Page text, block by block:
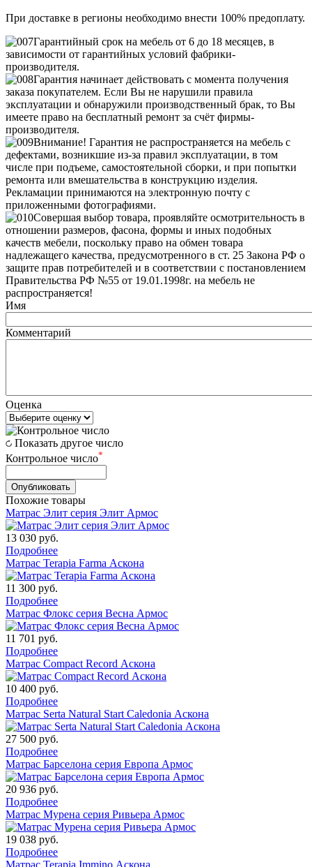
При доставке в регионы необходимо внести 100% предоплату.
Гарантийный срок на мебель от 6 до 18 месяцев, в
зависимости от гарантийных условий фабрики-
производителя.
Гарантия начинает действовать с момента получения
заказа покупателем. Если Вы не нарушили правила
эксплуатации и обнаружили производственный брак, то Вы
имеете право на бесплатный ремонт за счёт фирмы-
производителя.
Внимание! Гарантия не распространяется на мебель с
дефектами, возникшие из-за правил эксплуатации, в том
числе при подъеме, самостоятельной сборки, и при попытки
ремонта или вмешательства в конструкцию изделия.
Рекламации принимаются на электронную почту с
приложенными фотографиями.
Совершая выбор товара, проявляйте осмотрительность в
отношении размеров, фасона, формы и иных подобных
качеств мебели, поскольку право на обмен товара
надлежащего качества, предусмотренного в ст. 25 Закона РФ о
защите прав потребителей и в соответствии с постановлением
Правительства РФ №55 от 19.01.1998г. на мебель не
распространяется!
Имя
Комментарий
Оценка
Показать другое число
Контрольное число*
Похожие товары
Матрас Элит серия Элит Армос
13 030 руб.
Подробнее
Матрас Terapia Farma Аскона
11 300 руб.
Подробнее
Матрас Флокс серия Весна Армос
11 701 руб.
Подробнее
Матрас Compact Record Аскона
10 400 руб.
Подробнее
Матрас Serta Natural Start Сaledonia Аскона
27 500 руб.
Подробнее
Матрас Барселона серия Европа Армос
20 936 руб.
Подробнее
Матрас Мурена серия Ривьера Армос
19 038 руб.
Подробнее